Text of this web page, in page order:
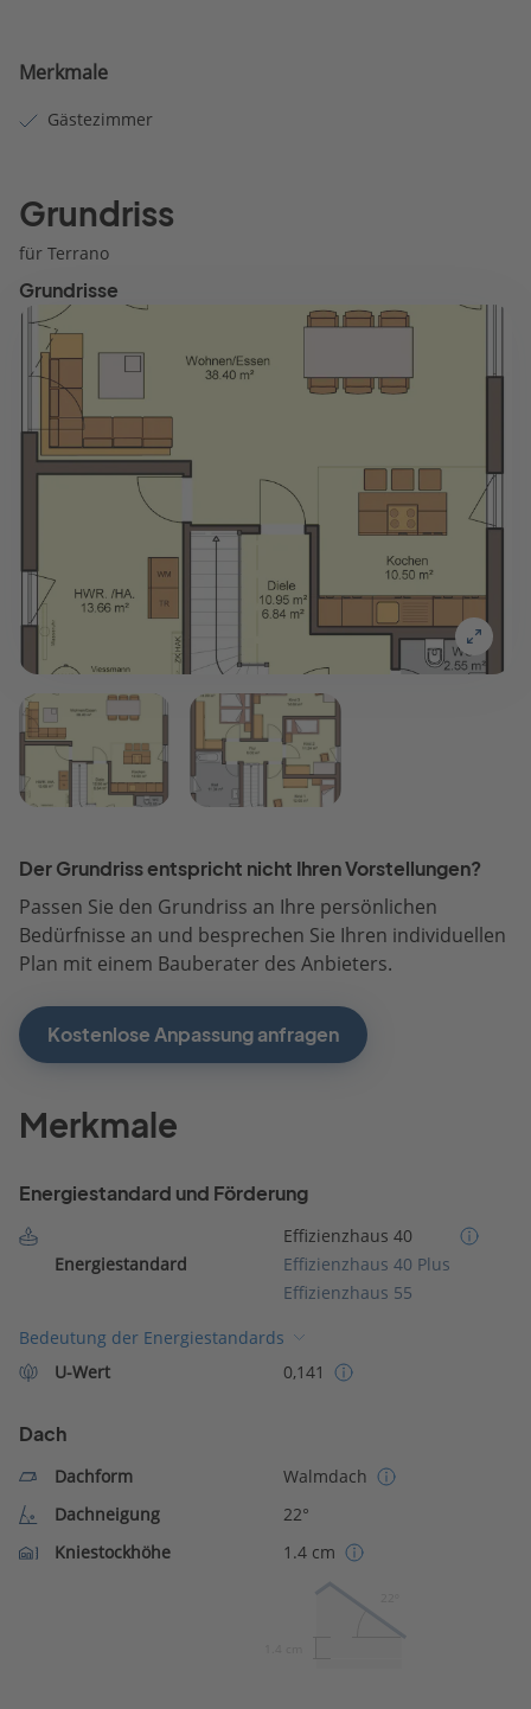
Merkmale
Gästezimmer
Grundriss
für Terrano
Grundrisse
Der Grundriss entspricht nicht Ihren Vorstellungen?
Passen Sie den Grundriss an Ihre persönlichen
Bedürfnisse an und besprechen Sie Ihren individuellen
Plan mit einem Bauberater des Anbieters.
Kostenlose Anpassung anfragen
Merkmale
Energiestandard und Förderung
Energiestandard
Effizienzhaus 40
Effizienzhaus 40 Plus
Effizienzhaus 55
Bedeutung der Energiestandards
U-Wert
0,141
Dach
Dachform
Walmdach
Dachneigung
22°
Kniestockhöhe
1.4 cm